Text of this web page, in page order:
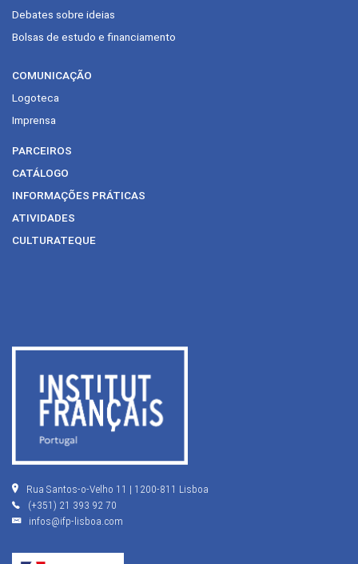
Debates sobre ideias
Bolsas de estudo e financiamento
COMUNICAÇÃO
Logoteca
Imprensa
PARCEIROS
CATÁLOGO
INFORMAÇÕES PRÁTICAS
ATIVIDADES
CULTURATEQUE
Rua Santos-o-Velho 11 | 1200-811 Lisboa
(+351) 21 393 92 70
infos@ifp-lisboa.com